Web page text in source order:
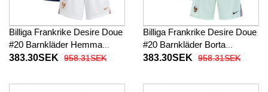
Billiga Frankrike Desire Doue
#20 Barnkläder Hemma
fotbollskläder till baby VM
byxor)
383.30SEK 958.31SEK
Billiga Frankrike Desire Doue
#20 Barnkläder Borta
fotbollskläder till baby VM
byxor)
383.30SEK 958.31SEK